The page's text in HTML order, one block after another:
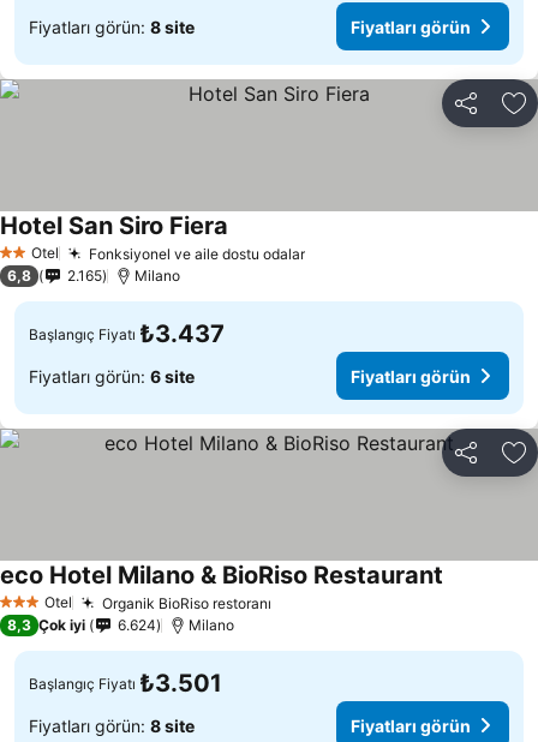
Fiyatları görün: 8 site Fiyatları görün
Paylaş
2 Yıldız
Otel Fonksiyonel ve aile dostu odalar
Hotel San Siro Fiera
6,8 2.165 Milano
Başlangıç Fiyatı ₺3.437
Fiyatları görün: 6 site Fiyatları görün
Paylaş
3 YıldızOtel Organik BioRiso restoranı
eco Hotel Milano & BioRiso Restaurant
8,3 Çok iyi 6.624 Milano
Başlangıç Fiyatı ₺3.501
Fiyatları görün: 8 site Fiyatları görün